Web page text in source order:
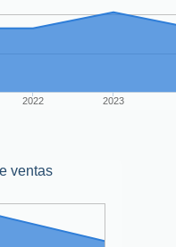
2022 2023
ventas